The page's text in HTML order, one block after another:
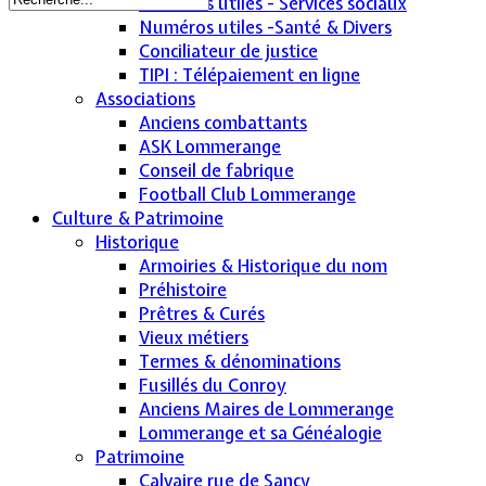
Numéros utiles -Santé & Divers
Conciliateur de justice
TIPI : Télépaiement en ligne
Associations
Anciens combattants
ASK Lommerange
Conseil de fabrique
Football Club Lommerange
Culture & Patrimoine
Historique
Armoiries & Historique du nom
Préhistoire
Prêtres & Curés
Vieux métiers
Termes & dénominations
Fusillés du Conroy
Anciens Maires de Lommerange
Lommerange et sa Généalogie
Patrimoine
Calvaire rue de Sancy